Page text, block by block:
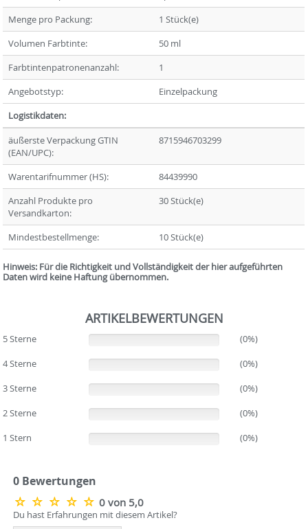
Menge pro Packung:
1 Stück(e)
Volumen Farbtinte:
50 ml
Farbtintenpatronenanzahl:
1
Angebotstyp:
Einzelpackung
Logistikdaten:
äußerste Verpackung GTIN
(EAN/UPC):
8715946703299
Warentarifnummer (HS):
84439990
Anzahl Produkte pro
Versandkarton:
30 Stück(e)
Mindestbestellmenge: 10 Stück(e)
Hinweis: Für die Richtigkeit und Vollständigkeit der hier aufgeführten
Daten wird keine Haftung übernommen.
ARTIKELBEWERTUNGEN
5 Sterne
(0%)
4 Sterne
(0%)
3 Sterne
(0%)
2 Sterne
(0%)
1 Stern
(0%)
0 Bewertungen
0 von 5,0
Du hast Erfahrungen mit diesem Artikel?